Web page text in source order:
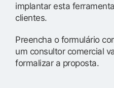
implantar esta
clientes.
Preencha o formulário
um consultor comercial
formalizar a proposta.